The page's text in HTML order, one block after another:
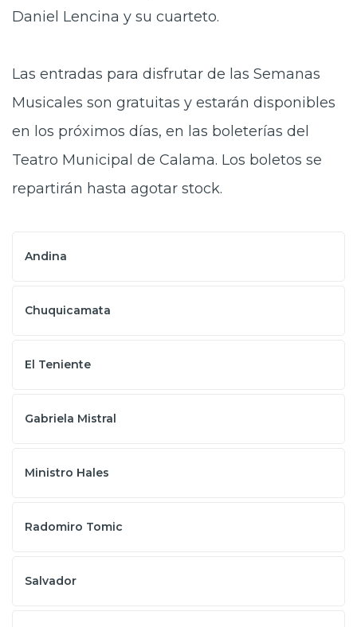
Daniel Lencina y su cuarteto.
Las entradas para disfrutar de las Semanas
Musicales son gratuitas y estarán disponibles
en los próximos días, en las boleterías del
Teatro Municipal de Calama. Los boletos se
repartirán hasta agotar stock.
Andina
Chuquicamata
El Teniente
Gabriela Mistral
Ministro Hales
Radomiro Tomic
Salvador